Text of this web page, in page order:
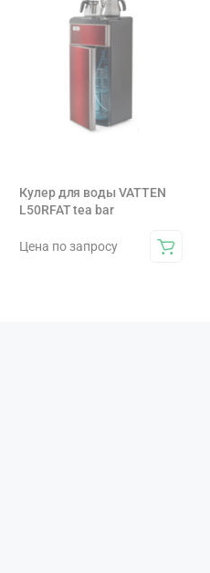
Кулер для воды VATTEN
L50RFAT tea bar
Цена по запросу